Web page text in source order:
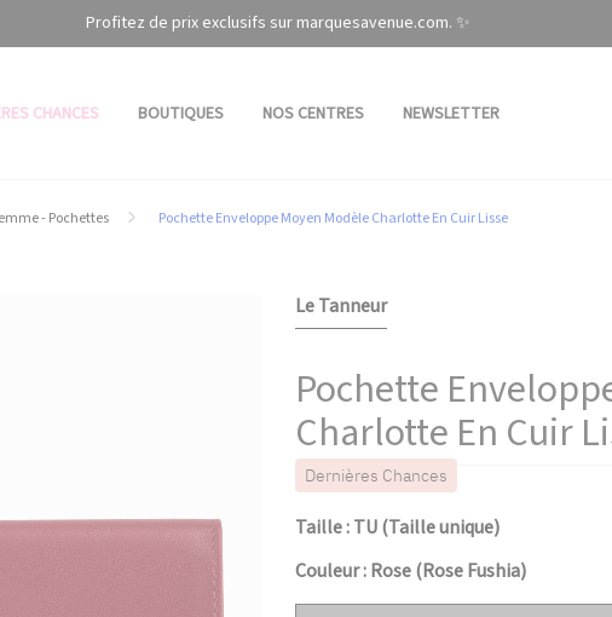
Profitez de prix exclusifs sur marquesavenue.com. ✨
CHANCES BOUTIQUES NOS CENTRES NEWSLETTER
- Pochettes Pochette Enveloppe Moyen Modèle Charlotte En Cuir Lisse
Le Tanneur
Pochette
Charlotte En Cuir
Dernières Chances
Taille : TU (Taille unique)
Couleur : Rose (Rose Fushia)